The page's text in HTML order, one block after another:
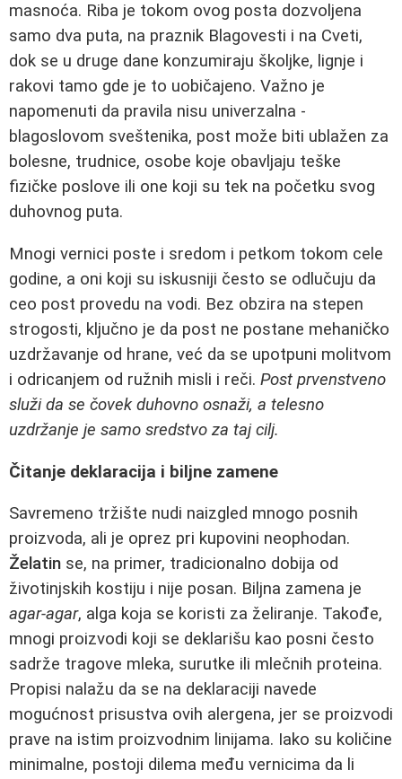
masnoća. Riba je tokom ovog posta dozvoljena
samo dva puta, na praznik Blagovesti i na Cveti,
dok se u druge dane konzumiraju školjke, lignje i
rakovi tamo gde je to uobičajeno. Važno je
napomenuti da pravila nisu univerzalna -
blagoslovom sveštenika, post može biti ublažen za
bolesne, trudnice, osobe koje obavljaju teške
fizičke poslove ili one koji su tek na početku svog
duhovnog puta.
Mnogi vernici poste i sredom i petkom tokom cele
godine, a oni koji su iskusniji često se odlučuju da
ceo post provedu na vodi. Bez obzira na stepen
strogosti, ključno je da post ne postane mehaničko
uzdržavanje od hrane, već da se upotpuni molitvom
i odricanjem od ružnih misli i reči. Post prvenstveno
služi da se čovek duhovno osnaži, a telesno
uzdržanje je samo sredstvo za taj cilj.
Čitanje deklaracija i biljne zamene
Savremeno tržište nudi naizgled mnogo posnih
proizvoda, ali je oprez pri kupovini neophodan.
Želatin se, na primer, tradicionalno dobija od
životinjskih kostiju i nije posan. Biljna zamena je
agar-agar, alga koja se koristi za želiranje. Takođe,
mnogi proizvodi koji se deklarišu kao posni često
sadrže tragove mleka, surutke ili mlečnih proteina.
Propisi nalažu da se na deklaraciji navede
mogućnost prisustva ovih alergena, jer se proizvodi
prave na istim proizvodnim linijama. Iako su količine
minimalne, postoji dilema među vernicima da li